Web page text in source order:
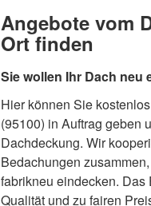
Angebote vom
Ort finden
Sie wollen Ihr Dach neu
Hier können Sie
(95100) in Auftrag geben
Dachdeckung. Wir
Bedachungen
fabrikneu eindecken. Das
Qualität und zu fairen